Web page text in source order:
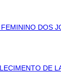
DOS
DE